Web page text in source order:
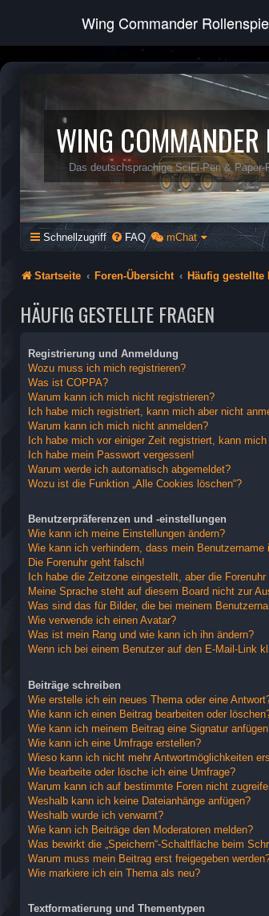
Wing Commander
WING
Das deutschsprachige SciFi-Pen & Paper-
Schnellzugriff FAQ mChat
Startseite Foren-Übersicht Häufig gestellte
HÄUFIG GESTELLTE FRAGEN
Registrierung und Anmeldung
Wozu muss ich mich registrieren?
Was ist COPPA?
Warum kann ich mich nicht registrieren?
Ich habe mich registriert, kann mich aber nicht
Warum kann ich mich nicht anmelden?
Ich habe mich vor einiger Zeit registriert, kann
Ich habe mein Passwort vergessen!
Warum werde ich automatisch abgemeldet?
Wozu ist die Funktion „Alle Cookies löschen“?
Benutzerpräferenzen und -einstellungen
Wie kann ich meine Einstellungen ändern?
Wie kann ich verhindern, dass mein
Die Forenuhr geht falsch!
Ich habe die Zeitzone eingestellt, aber die
Meine Sprache steht auf diesem Board nicht zur
Was sind das für Bilder, die bei meinem
Wie verwende ich einen Avatar?
Was ist mein Rang und wie kann ich ihn ändern?
Wenn ich bei einem Benutzer auf den E-Mail-Link
Beiträge schreiben
Wie erstelle ich ein neues Thema oder eine
Wie kann ich einen Beitrag bearbeiten oder
Wie kann ich meinem Beitrag eine Signatur
Wie kann ich eine Umfrage erstellen?
Wieso kann ich nicht mehr Antwortmöglichkeiten
Wie bearbeite oder lösche ich eine Umfrage?
Warum kann ich auf bestimmte Foren nicht
Weshalb kann ich keine Dateianhänge anfügen?
Weshalb wurde ich verwarnt?
Wie kann ich Beiträge den Moderatoren melden?
Was bewirkt die „Speichern“-Schaltfläche beim
Warum muss mein Beitrag erst freigegeben
Wie markiere ich ein Thema als neu?
Textformatierung und Thementypen